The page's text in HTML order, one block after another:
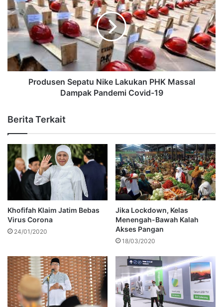
Produsen Sepatu Nike Lakukan PHK Massal
Dampak Pandemi Covid-19
Berita Terkait
Khofifah Klaim Jatim Bebas
Virus Corona
24/01/2020
Jika Lockdown, Kelas
Menengah-Bawah Kalah
Akses Pangan
18/03/2020